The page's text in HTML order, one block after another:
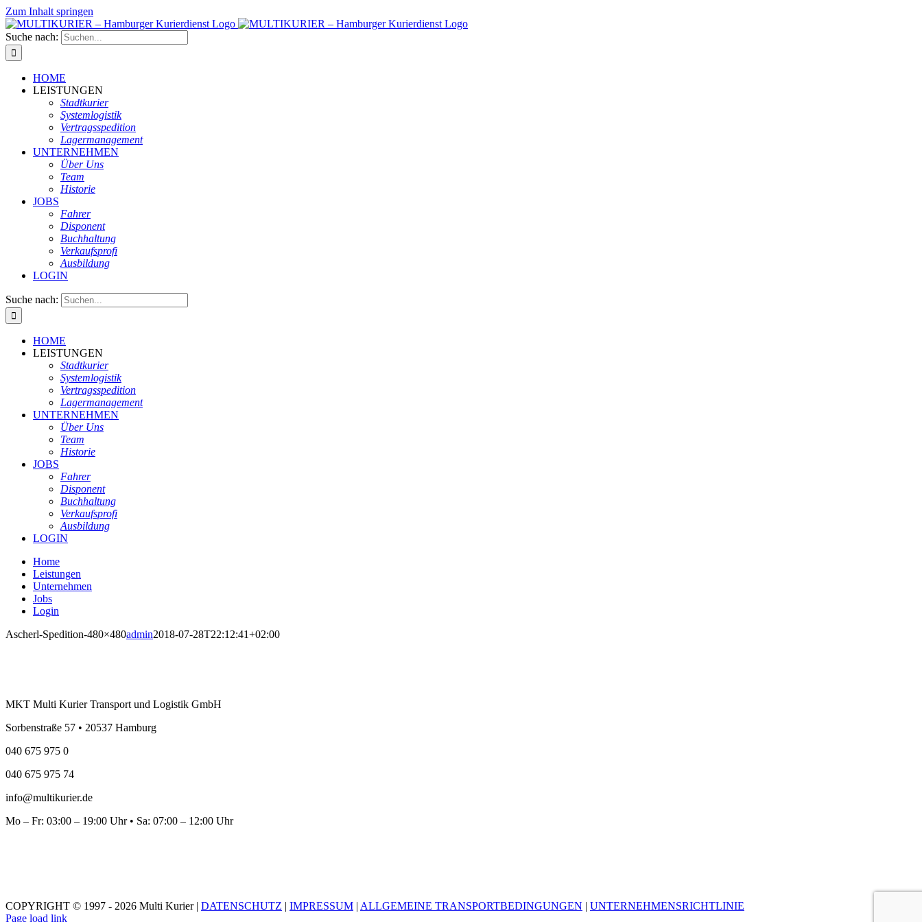
Zum Inhalt springen
Suche nach:
HOME
LEISTUNGEN
Stadtkurier
Systemlogistik
Vertragsspedition
Lagermanagement
UNTERNEHMEN
Über Uns
Team
Historie
JOBS
Fahrer
Disponent
Buchhaltung
Verkaufsprofi
Ausbildung
LOGIN
Suche nach:
HOME
LEISTUNGEN
Stadtkurier
Systemlogistik
Vertragsspedition
Lagermanagement
UNTERNEHMEN
Über Uns
Team
Historie
JOBS
Fahrer
Disponent
Buchhaltung
Verkaufsprofi
Ausbildung
LOGIN
Home
Leistungen
Unternehmen
Jobs
Login
Ascherl-Spedition-480×480admin2018-07-28T22:12:41+02:00
MKT Multi Kurier Transport und Logistik GmbH
Sorbenstraße 57 • 20537 Hamburg
040 675 975 0
040 675 975 74
info@multikurier.de
Mo – Fr: 03:00 – 19:00 Uhr • Sa: 07:00 – 12:00 Uhr
COPYRIGHT © 1997 - 2026 Multi Kurier | DATENSCHUTZ | IMPRESSUM | ALLGEMEINE TRANSPORTBEDINGUNGEN | UNTERNEHMENSRICHTLINIE
Page load link